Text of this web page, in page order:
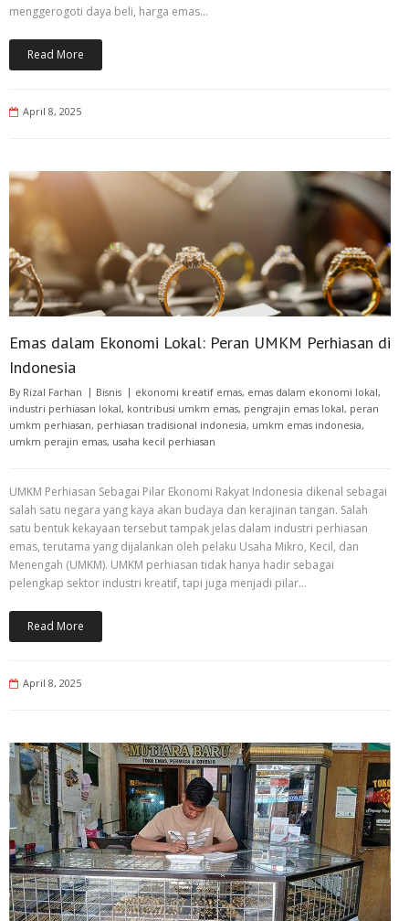
menggerogoti daya beli, harga emas…
Read More
April 8, 2025
Emas dalam Ekonomi Lokal: Peran UMKM Perhiasan di
Indonesia
By Rizal Farhan Bisnis ekonomi kreatif emas, emas dalam ekonomi lokal,
industri perhiasan lokal, kontribusi umkm emas, pengrajin emas lokal, peran
umkm perhiasan, perhiasan tradisional indonesia, umkm emas indonesia,
umkm perajin emas, usaha kecil perhiasan
UMKM Perhiasan Sebagai Pilar Ekonomi Rakyat Indonesia dikenal sebagai
salah satu negara yang kaya akan budaya dan kerajinan tangan. Salah
satu bentuk kekayaan tersebut tampak jelas dalam industri perhiasan
emas, terutama yang dijalankan oleh pelaku Usaha Mikro, Kecil, dan
Menengah (UMKM). UMKM perhiasan tidak hanya hadir sebagai
pelengkap sektor industri kreatif, tapi juga menjadi pilar…
Read More
April 8, 2025